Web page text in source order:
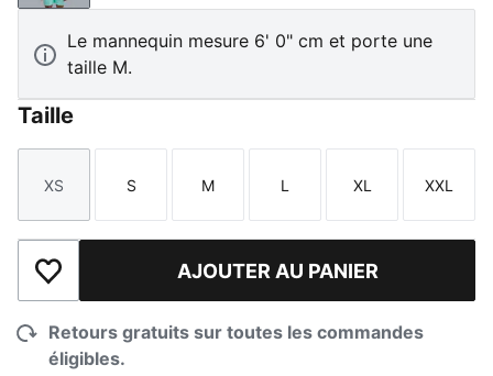
Le mannequin mesure 6' 0" cm et porte une
taille M.
Taille
Taille
XS
Taille
S
Taille
M
Taille
L
Taille
XL
Taille
XXL
Ajouter à la liste de souhaits
AJOUTER AU PANIER
Retours gratuits sur toutes les commandes
éligibles.